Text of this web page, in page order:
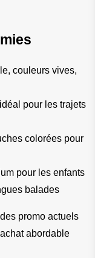
couleurs vives,
pour les trajets
colorées pour
pour les enfants
balades
promo actuels
abordable